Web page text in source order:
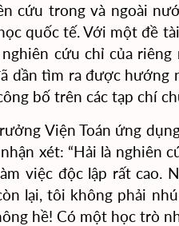
cứu trong và ngoài
quốc tế. Với một đề
cứu chỉ của riêng
dần tìm ra được hướng
bố trên các tạp chí
Viện Toán ứng
xét: “Hải là nghiên
việc độc lập rất cao.
lại, tôi không phải
hề! Có một học trò